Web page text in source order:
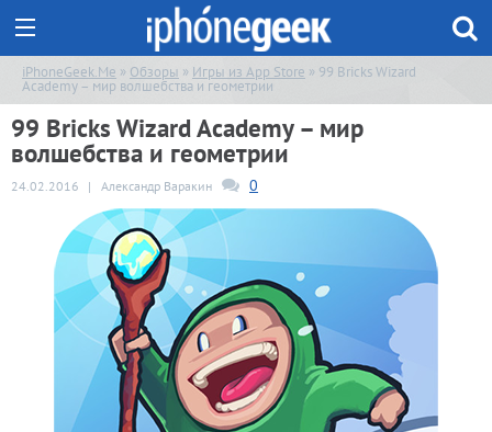
iPhoneGeek.Me » Обзоры » Игры из App Store » 99 Bricks Wizard
Academy – мир волшебства и геометрии
99 Bricks Wizard Academy – мир
волшебства и геометрии
24.02.2016 | Александр Варакин 0